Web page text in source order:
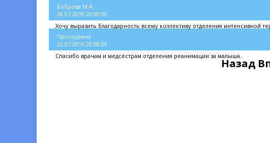
Боброва М.А.
28.07.2019 20:00:00
Хочу выразить благодарность всему коллективу отделения интенсивной
Проскурина
22.07.2019 20:00:00
Спасибо врачам и медсёстрам отделения реанимации за малыша.
Назад